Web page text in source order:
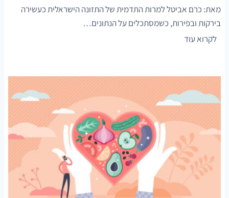
מאת: כרם אביטל למרות התדמית של התזונה הישראלית כעשירה
בירקות ובפירות, כשמסתכלים על הנתונים…
לקרוא עוד
ר
ב
ס
י
ב
י
ם